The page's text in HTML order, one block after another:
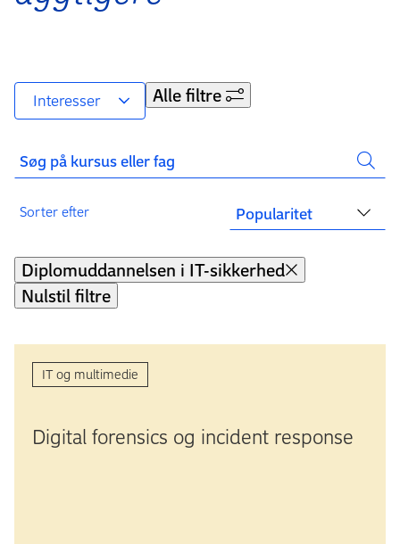
Interesser Alle filtre
Søg på kursus eller fag
Sorter efter
Diplomuddannelsen i IT-sikkerhed
Nulstil filtre
IT og multimedie
Digital forensics og incident response